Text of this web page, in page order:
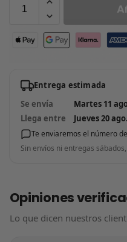
Entrega estimada
Se envía
Martes 11
Llega entre
Jueves 20 ago.
Te enviaremos el número
Sin envíos ni entregas
Opiniones
Lo que dicen nuestros